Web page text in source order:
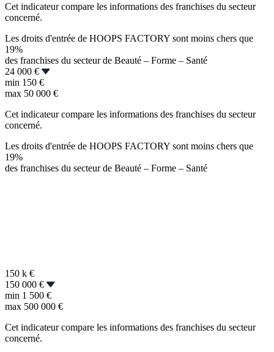
Cet indicateur compare les informations des franchises du secteur
concerné.
Les droits d'entrée de HOOPS FACTORY sont moins chers que
19%
des franchises du secteur de Beauté – Forme – Santé
24 000 €
min 150 €
max 50 000 €
Cet indicateur compare les informations des franchises du secteur
concerné.
Les droits d'entrée de HOOPS FACTORY sont moins chers que
19%
des franchises du secteur de Beauté – Forme – Santé
150 k €
150 000 €
min 1 500 €
max 500 000 €
Cet indicateur compare les informations des franchises du secteur
concerné.